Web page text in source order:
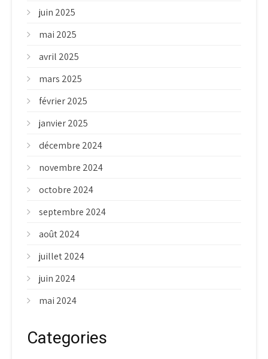
juin 2025
mai 2025
avril 2025
mars 2025
février 2025
janvier 2025
décembre 2024
novembre 2024
octobre 2024
septembre 2024
août 2024
juillet 2024
juin 2024
mai 2024
Categories